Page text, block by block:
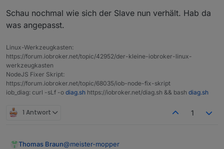
system.adapter.icons-addictive-flavour-png.0:
system.adapter.icons-fatcow-hosting.0   : icons-
system.adapter.icons-mfd-png.0          : icons-
system.adapter.icons-mfd-svg.0          : icons-
system.adapter.icons-open-icon-library-png.0:
+ system.adapter.influxdb.0               :
+
system.adapter.info.0                   : info
+
system.adapter.javascript.0             :
+ system.adapter.net-tools.0              : net-
thomas@rpizigbee:~ $ iobroker state
Schau nochmal wie sich der Slave nun verhält. Hab da
was angepasst.
Linux-Werkzeugkasten:
https://forum.iobroker.net/topic/42952/der-kleine-iobroker-linux-
werkzeugkasten
NodeJS Fixer Skript:
https://forum.iobroker.net/topic/68035/iob-node-fix-skript
iob_diag: curl -sLf -o diag.sh https://iobroker.net/diag.sh && bash diag.sh
1 Antwort 1
Thomas Braun@meister-mopper